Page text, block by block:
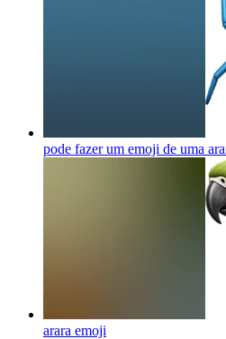
pode fazer um emoji de uma
arara emoji